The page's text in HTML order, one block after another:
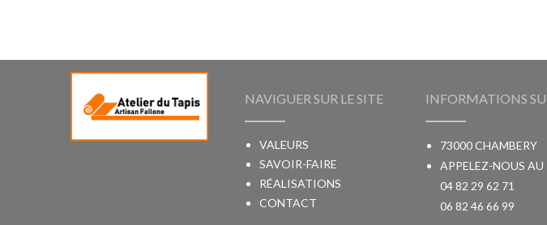
NAVIGUER SUR LE SITE
VALEURS
SAVOIR-FAIRE
RÉALISATIONS
CONTACT
INFORMATIONS
73000 CHAMBERY
APPELEZ-NOUS AU
04 82 29 62 71
06 82 46 66 99